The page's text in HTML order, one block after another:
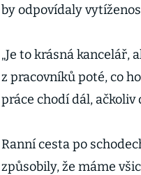
by odpovídaly
„Je to krásná kancelář,
z pracovníků poté, co
práce chodí dál,
Ranní cesta po
způsobily, že máme